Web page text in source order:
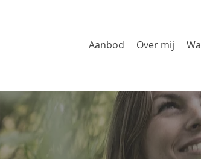
Aanbod Over mij